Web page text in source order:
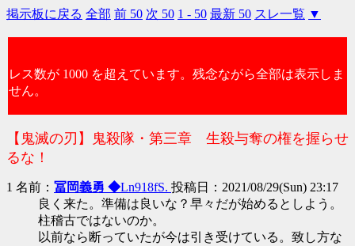
掲示板に戻る 全部 前 50 次 50 1 - 50 最新 50 スレ一覧 ▼
レス数が 1000 を超えています。残念ながら全部は表示しま
せん。
【鬼滅の刃】鬼殺隊・第三章 生殺与奪の権を握らせ
るな！
1 名前： 冨岡義勇 ◆Ln918fS. 投稿日：2021/08/29(Sun) 23:17
良く来た。準備は良いな？早々だが始めるとしよう。
柱稽古ではないのか。
以前なら断っていたが今は引き受けている。致し方な